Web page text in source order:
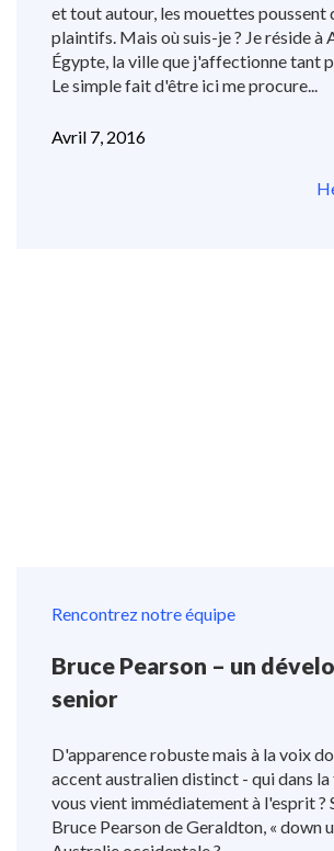
et tout autour, les mouettes poussent
plaintifs. Mais où suis-je ? Je réside à
Égypte, la ville que j'affectionne tant
Le simple fait d'être ici me procure...
Avril 7, 2016
Rencontrez notre équipe
Bruce Pearson – un
senior
D'apparence robuste mais à la voix
accent australien distinct - qui dans la
vous vient immédiatement à l'esprit ?
Bruce Pearson de Geraldton, « down